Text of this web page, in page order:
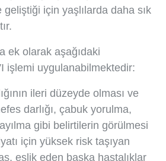
için yaşlılarda daha sık
ek olarak aşağıdaki
işlemi uygulanabilmektedir:
ileri düzeyde olması ve
darlığı, çabuk yorulma,
gibi belirtilerin görülmesi
için yüksek risk taşıyan
eşlik eden başka hastalıklar